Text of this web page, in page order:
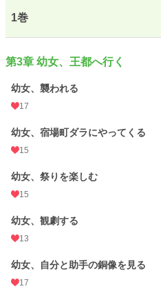
文字数(レンタル含む)
更新日時 2023.05.06 16:49
初回公開日時 2022.01.15 09:01
週間ポイント
月間ポイント
年間ポイント 8,612 pt (34,283 位)
1巻
第3章 幼女、王都へ行く
幼女、襲われる
17
幼女、宿場町ダラにやってくる
15
幼女、祭りを楽しむ
15
幼女、観劇する
13
幼女、自分と助手の銅像を見る
17